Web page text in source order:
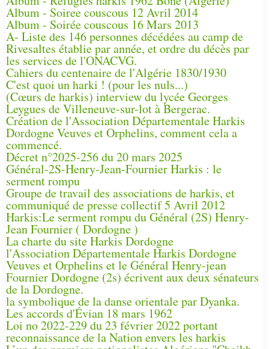
Album - Soiree couscous 12 Avril 2014
Album - Soirée couscous 16 Mars 2013
A- Liste des 146 personnes décédées au camp de
Rivesaltes établie par année, et ordre du décès par
les services de l'ONACVG.
Cahiers du centenaire de l'Algérie 1830/1930
C'est quoi un harki ! (pour les nuls...)
(Cœurs de harkis) interview du lycée Georges
Leygues de Villeneuve-sur-lot à Bergerac.
Création de l'Association Départementale Harkis
Dordogne Veuves et Orphelins, comment cela a
commencé.
Décret n°2025-256 du 20 mars 2025
Général-2S-Henry-Jean-Fournier Harkis : le
serment rompu
Groupe de travail des associations de harkis, et
communiqué de presse collectif 5 Avril 2012
Harkis:Le serment rompu du Général (2S) Henry-
Jean Fournier ( Dordogne )
La charte du site Harkis Dordogne
l'Association Départementale Harkis Dordogne
Veuves et Orphelins et le Général Henry-jean
Fournier Dordogne (2s) écrivent aux deux sénateurs
de la Dordogne.
la symbolique de la danse orientale par Dyanka.
Les accords d'Évian 18 mars 1962
Loi no 2022-229 du 23 février 2022 portant
reconnaissance de la Nation envers les harkis